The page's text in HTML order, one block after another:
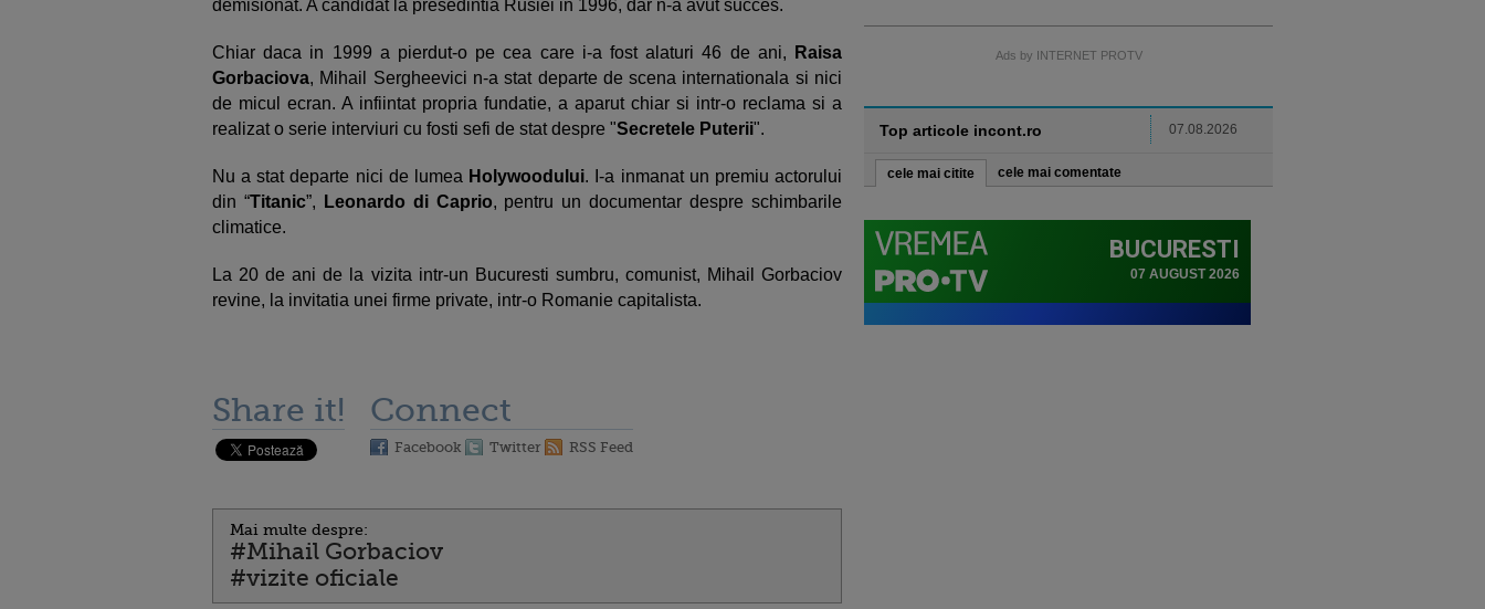
demisionat. A candidat la presedintia Rusiei in 1996, dar n-a avut succes.
Chiar daca in 1999 a pierdut-o pe cea care i-a fost alaturi 46 de ani,
Raisa
Gorbaciova, Mihail Sergheevici n-a stat departe de scena internationala si nici
de micul ecran. A infiintat propria fundatie, a aparut chiar si intr-o reclama si a
realizat o serie interviuri cu fosti sefi de stat despre "Secretele Puterii".
Nu a stat departe nici de lumea Holywoodului. I-a inmanat un premiu actorului
din “Titanic”, Leonardo di Caprio, pentru un documentar despre schimbarile
climatice.
La 20 de ani de la vizita intr-un Bucuresti sumbru, comunist, Mihail Gorbaciov
revine, la invitatia unei firme private, intr-o Romanie capitalista.
Share it! Connect
Facebook Twitter RSS Feed
Mai multe despre:
#Mihail Gorbaciov
#vizite oficiale
Ads by INTERNET PROTV
Top articole incont.ro 07.08.2026
cele mai citite cele mai comentate